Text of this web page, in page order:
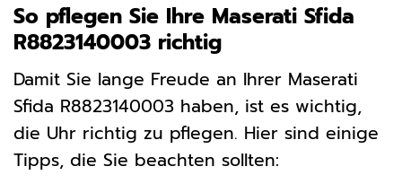
So pflegen Sie Ihre Maserati Sfida
R8823140003 richtig
Damit Sie lange Freude an Ihrer Maserati
Sfida R8823140003 haben, ist es wichtig,
die Uhr richtig zu pflegen. Hier sind einige
Tipps, die Sie beachten sollten: